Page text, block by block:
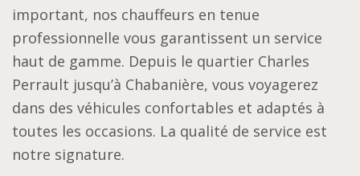
important, nos chauffeurs en tenue
professionnelle vous garantissent un service
haut de gamme. Depuis le quartier Charles
Perrault jusqu’à Chabanière, vous voyagerez
dans des véhicules confortables et adaptés à
toutes les occasions. La qualité de service est
notre signature.